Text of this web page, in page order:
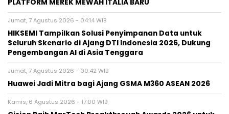
PLATFORM MEREK MEWAH ITALIA BARU
Jumat, 7 Agustus 2026 - 04:14 WIB
HIKSEMI Tampilkan Solusi Penyimpanan Data untuk
Seluruh Skenario di Ajang DTI Indonesia 2026, Dukung
Pengembangan AI di Asia Tenggara
Jumat, 7 Agustus 2026 - 00:42 WIB
Huawei Jadi Mitra bagi Ajang GSMA M360 ASEAN 2026
Kamis, 6 Agustus 2026 - 17:00 WIB